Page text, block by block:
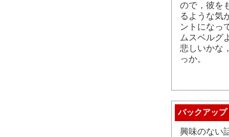
ので，彼を
るような気
ントになっ
ムスベルグ
悲しいかな
っか。
バックアップ
興味のない